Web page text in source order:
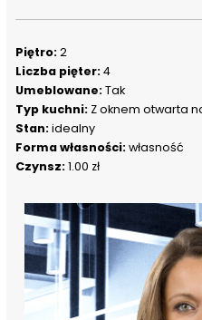
Mieszkanie jest bardzo jasne,
umeblowane. Składa się z:
salonu z widną kuchnią,
łazienki z kabiną prysznicową i
przedpokoju z dużą szafą w
Dodatkowym atutem jest duży
oraz piwnica.
Piętro:2
Liczba pięter:4
Umeblowane:Tak
Typ kuchni: Z oknem otwarta
Stan:idealny
Forma własności:własność
Czynsz:1.00 zł